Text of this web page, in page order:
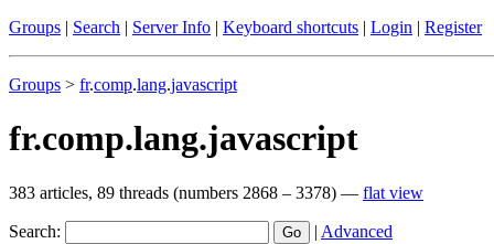
Groups | Search | Server Info | Keyboard shortcuts | Login | Register
Groups > fr.comp.lang.javascript
fr.comp.lang.javascript
383 articles, 89 threads (numbers 2868 – 3378) — flat view
Search: | Advanced